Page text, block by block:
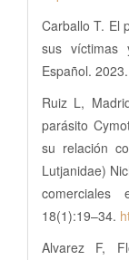
Carballo T. El
sus
Español.
Ruiz L,
parásito
su relación
Lutjanidae)
comerciales
18(1):19–34.
Alvarez F,